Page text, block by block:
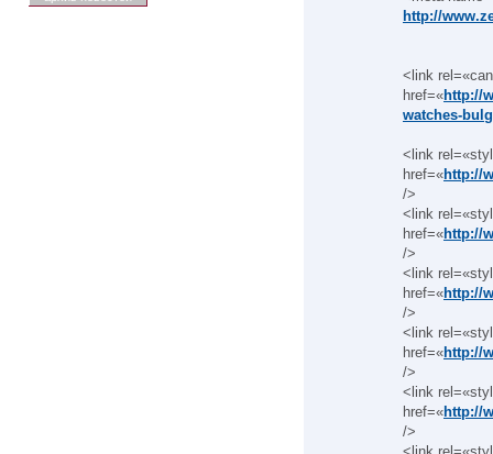
http://
<link
href=«http://
watches-
<link
href=«http://
/>
<link
href=«http://
/>
<link
href=«http://
/>
<link
href=«http://
/>
<link
href=«http://
/>